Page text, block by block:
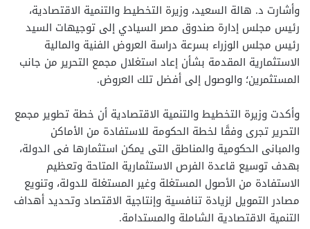
وأشارت د. هالة السعيد، وزيرة التخطيط والتنمية الاقتصادية،
رئيس مجلس إدارة صندوق مصر السيادي إلى توجيهات السيد
رئيس مجلس الوزراء بسرعة دراسة العروض الفنية والمالية
الاستثمارية المقدمة بشأن إعاد استغلال مجمع التحرير من جانب
المستثمرين؛ والوصول إلى أفضل تلك العروض.
وأكدت وزيرة التخطيط والتنمية الاقتصادية أن خطة تطوير مجمع
التحرير تجرى وفقًا لخطة الحكومة للاستفادة من الأماكن
والمبانى الحكومية والمناطق التى يمكن استثمارها فى الدولة،
بهدف توسيع قاعدة الفرص الاستثمارية المتاحة وتعظيم
الاستفادة من الأصول المستغلة وغير المستغلة للدولة، وتنويع
مصادر التمويل لزيادة تنافسية وإنتاجية الاقتصاد وتحديد أهداف
التنمية الاقتصادية الشاملة والمستدامة.